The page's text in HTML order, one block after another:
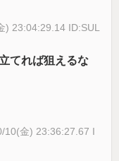
) 23:04:29.14 ID:SUL
てれば狙えるな
10(金) 23:36:27.67 I